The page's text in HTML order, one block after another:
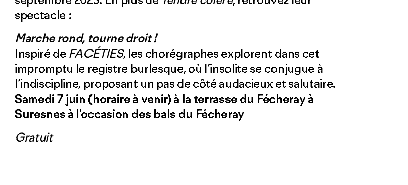
spectacle :
Marche rond, tourne droit !
Inspiré de FACÉTIES, les chorégraphes explorent dans cet
impromptu le registre burlesque, où l’insolite se conjugue à
l’indiscipline, proposant un pas de côté audacieux et salutaire.
Samedi 7 juin (horaire à venir) à la terrasse du Fécheray à
Suresnes à l'occasion des bals du Fécheray
Gratuit